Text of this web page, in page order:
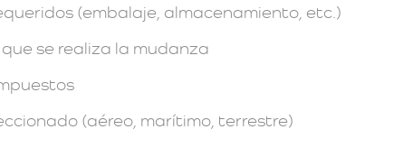
(embalaje, almacenamiento, etc.)
se realiza la mudanza
(aéreo, marítimo, terrestre)